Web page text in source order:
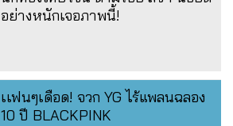
อย่างหนักเจอภาพนี้!
เเฟนๆเดือด! จวก YG ไร้แพลนฉลอง
10 ปี BLACKPINK